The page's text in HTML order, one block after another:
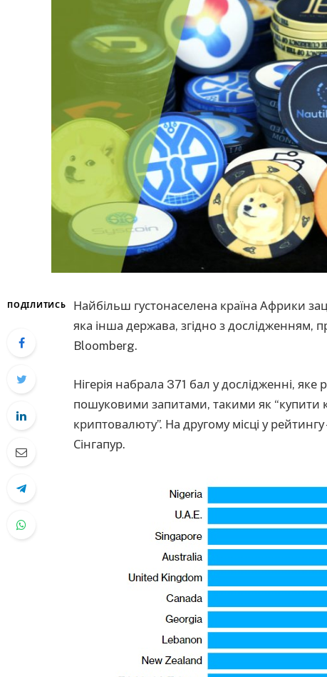
ПОДІЛИТИСЬ
Найбільш густонаселена країна Африки
яка інша держава, згідно з дослідженням,
Bloomberg.
Нігерія набрала 371 бал у дослідженні,
пошуковими запитами, такими як “купити
криптовалюту”. На другому місці у
Сінгапур.